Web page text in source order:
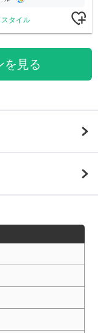
タイル
を見る